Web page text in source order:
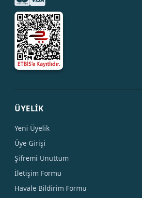
ÜYELİK
Yeni Üyelik
Üye Girişi
Şifremi Unuttum
İletişim Formu
Havale Bildirim Formu